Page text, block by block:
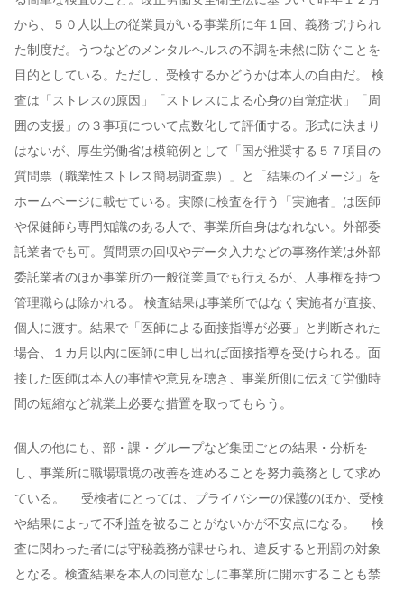
から、５０人以上の従業員がいる事業所に年１回、義務づけられ
た制度だ。うつなどのメンタルヘルスの不調を未然に防ぐことを
目的としている。ただし、受検するかどうかは本人の自由だ。 検
査は「ストレスの原因」「ストレスによる心身の自覚症状」「周
囲の支援」の３事項について点数化して評価する。形式に決まり
はないが、厚生労働省は模範例として「国が推奨する５７項目の
質問票（職業性ストレス簡易調査票）」と「結果のイメージ」を
ホームページに載せている。実際に検査を行う「実施者」は医師
や保健師ら専門知識のある人で、事業所自身はなれない。外部委
託業者でも可。質問票の回収やデータ入力などの事務作業は外部
委託業者のほか事業所の一般従業員でも行えるが、人事権を持つ
管理職らは除かれる。 検査結果は事業所ではなく実施者が直接、
個人に渡す。結果で「医師による面接指導が必要」と判断された
場合、１カ月以内に医師に申し出れば面接指導を受けられる。面
接した医師は本人の事情や意見を聴き、事業所側に伝えて労働時
間の短縮など就業上必要な措置を取ってもらう。
個人の他にも、部・課・グループなど集団ごとの結果・分析を
し、事業所に職場環境の改善を進めることを努力義務として求め
ている。 受検者にとっては、プライバシーの保護のほか、受検
や結果によって不利益を被ることがないかが不安点になる。 検
査に関わった者には守秘義務が課せられ、違反すると刑罰の対象
となる。検査結果を本人の同意なしに事業所に開示することも禁